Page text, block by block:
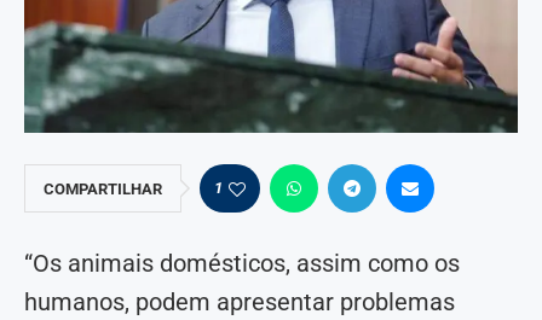
COMPARTILHAR 1
“Os animais domésticos, assim como os
humanos, podem apresentar problemas